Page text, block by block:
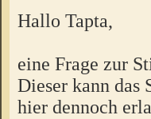
Hallo Tapta,
eine Frage zur
Dieser kann das
hier dennoch